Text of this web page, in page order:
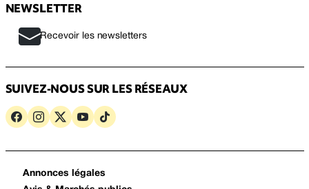
NEWSLETTER
Recevoir les newsletters
SUIVEZ-NOUS SUR LES RÉSEAUX
Annonces légales